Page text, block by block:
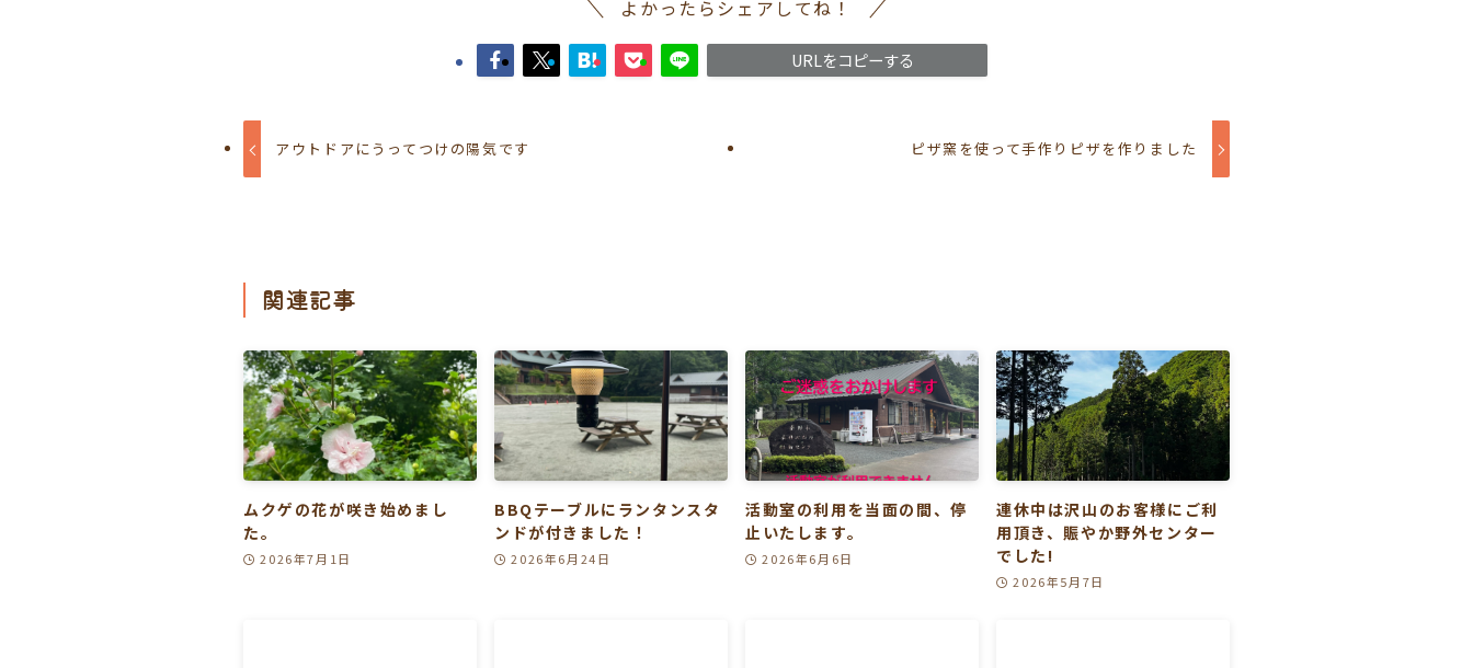
よかったらシェアしてね！
URLをコピーする
アウトドアにうってつけの陽気です ピザ窯を使って手作りピザを作りました
関連記事
ムクゲの花が咲き始めまし
た。
2026年7月1日
BBQテーブルにランタンスタ
ンドが付きました！
2026年6月24日
活動室の利用を当面の間、停
止いたします。
2026年6月6日
連休中は沢山のお客様にご利
用頂き、賑やか野外センター
でした!
2026年5月7日